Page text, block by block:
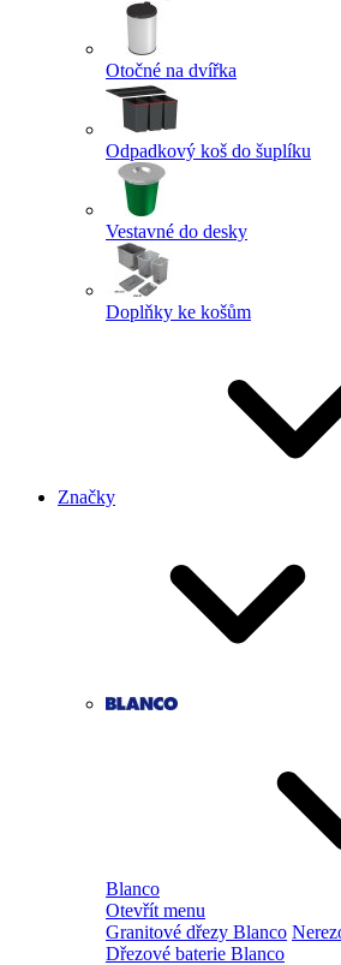
Otočné na dvířka
Odpadkový koš do šuplíku
Vestavné do desky
Doplňky ke košům
Značky
Blanco
Otevřít menu
Granitové dřezy Blanco
Dřezové baterie Blanco